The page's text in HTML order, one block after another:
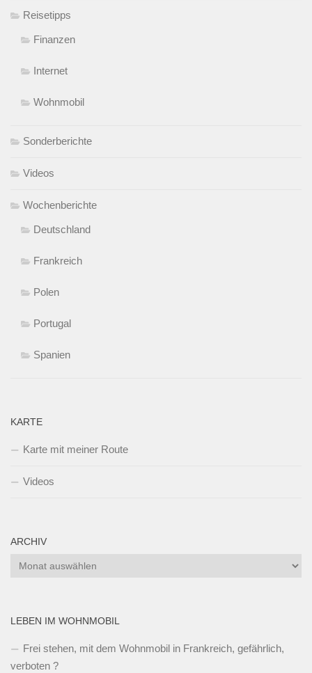
Reisetipps
Finanzen
Internet
Wohnmobil
Sonderberichte
Videos
Wochenberichte
Deutschland
Frankreich
Polen
Portugal
Spanien
KARTE
Karte mit meiner Route
Videos
ARCHIV
Archiv
LEBEN IM WOHNMOBIL
Frei stehen, mit dem Wohnmobil in Frankreich, gefährlich,
verboten ?